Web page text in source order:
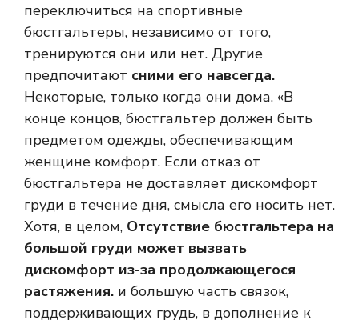
переключиться на спортивные
бюстгальтеры, независимо от того,
тренируются они или нет. Другие
предпочитают сними его навсегда.
Некоторые, только когда они дома. «В
конце концов, бюстгальтер должен быть
предметом одежды, обеспечивающим
женщине комфорт. Если отказ от
бюстгальтера не доставляет дискомфорт
груди в течение дня, смысла его носить нет.
Хотя, в целом, Отсутствие бюстгальтера на
большой груди может вызвать
дискомфорт из-за продолжающегося
растяжения. и большую часть связок,
поддерживающих грудь, в дополнение к